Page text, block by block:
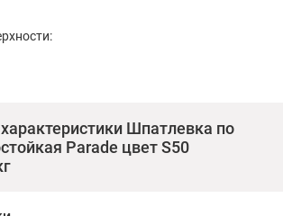
Металлическим шпателем на сухую и
слоем не более 1 мм. В случае дефектов
в несколько слоев с промежуточной
Шпатлевка по
Parade цвет S50